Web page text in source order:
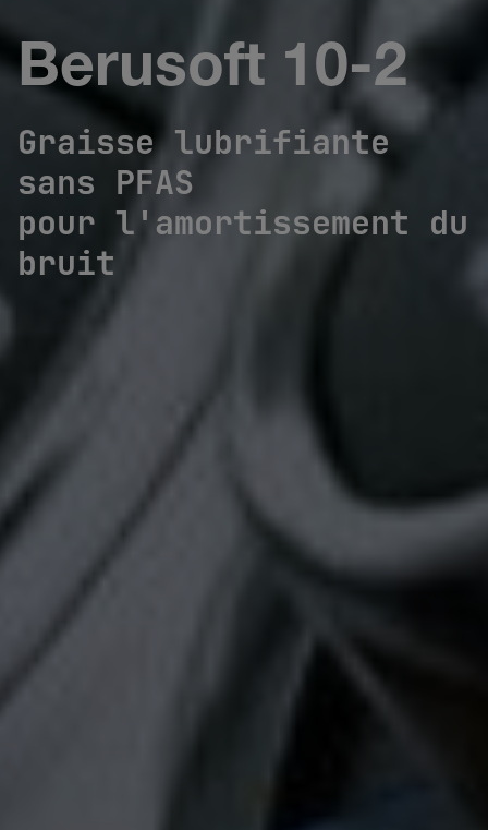
Berusoft 10-2
Graisse lubrifiante
sans PFAS
pour l'amortissement du
bruit